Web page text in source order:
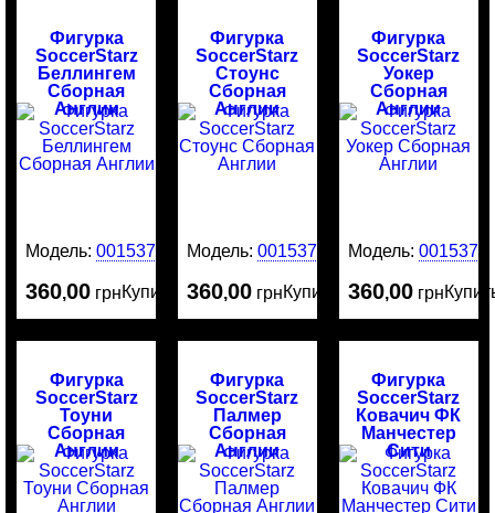
Фигурка
SoccerStarz
Беллингем
Сборная
Англии
Модель:0015379
360,00 грнКупить
Фигурка
SoccerStarz
Стоунс
Сборная
Англии
Модель:0015376
360,00 грнКупить
Фигурка
SoccerStarz
Уокер
Сборная
Англии
Модель: 0015375
360,00 грн
Фигурка
SoccerStarz
Тоуни
Сборная
Англии
Фигурка
SoccerStarz
Палмер
Сборная
Англии
Фигурка
SoccerStarz
Ковачич ФК
Манчестер
Сити